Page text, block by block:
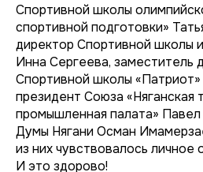
Спортивной школы
спортивной подготовки»
директор Спортивной школы
Инна Сергеева, заместитель
Спортивной школы
президент Союза «Няганская
промышленная палата»
Думы Нягани Осман
из них чувствовалось личное
И это здорово!